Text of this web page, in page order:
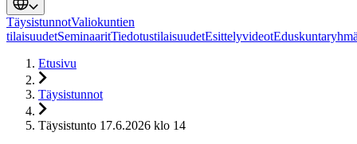
TäysistunnotValiokuntien
tilaisuudetSeminaaritTiedotustilaisuudetEsittelyvideot
Etusivu
Täysistunnot
Täysistunto 17.6.2026 klo 14